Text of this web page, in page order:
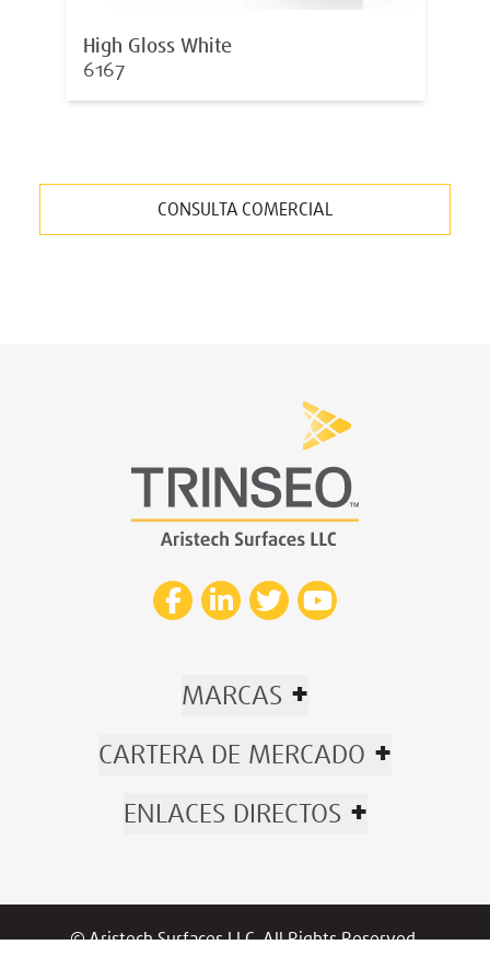
High Gloss White
6167
CONSULTA COMERCIAL
MARCAS +
CARTERA DE MERCADO +
ENLACES DIRECTOS +
© Aristech Surfaces LLC. All Rights Reserved.